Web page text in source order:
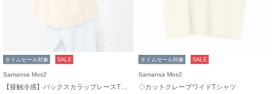
タイムセール対象 SALE
Samansa Mos2
タイムセール対象 SALE
Samansa Mos2
◇カットクレープワイドTシャツ